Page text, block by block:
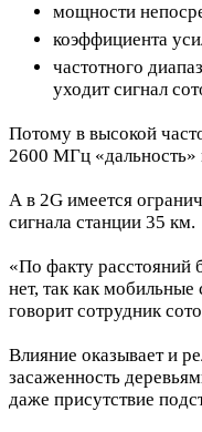
мощности
коэффициента
частотного
уходит сигнал
Потому в высокой
2600 МГц
А в 2G имеется
сигнала станции 35 км.
«По факту расстояний
нет, так как
говорит сотрудник
Влияние оказывает и
засаженность
даже присутствие